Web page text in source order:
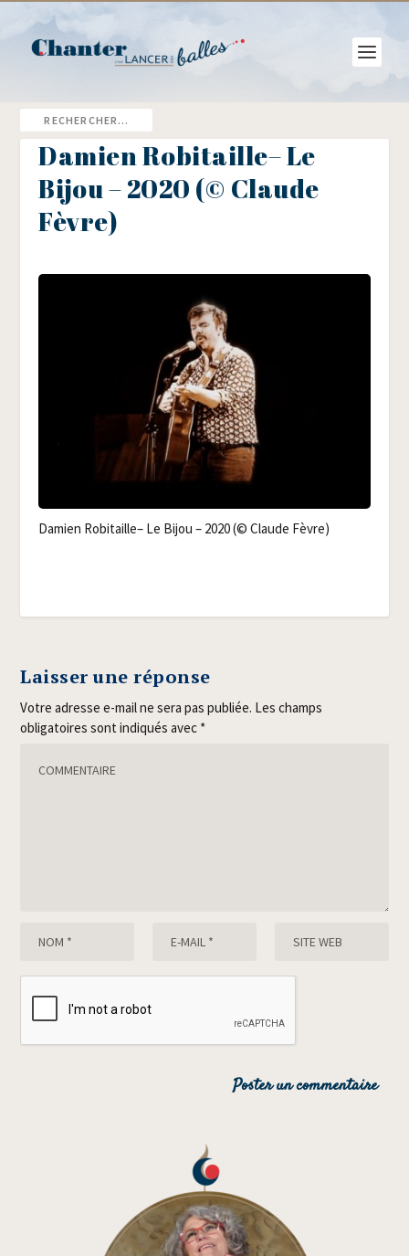
Damien Robitaille– Le
Bijou – 2020 (© Claude
Fèvre)
Damien Robi­taille– Le Bijou – 2020 (© Claude Fèvre)
Laisser une réponse
Votre adresse e-mail ne sera pas publiée. Les champs
obligatoires sont indiqués avec *